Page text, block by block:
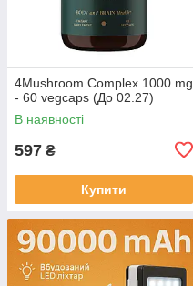
4Mushroom Complex 1000 mg
- 60 vegcaps (До 02.27)
В наявності
597 ₴
Купити